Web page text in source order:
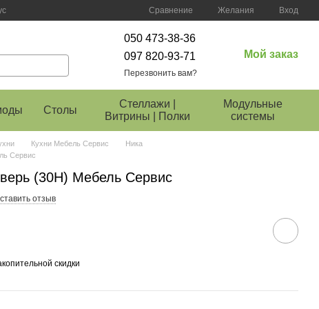
Сравнение Желания Вход
050 473-38-36
097 820-93-71
Перезвонить вам?
Мой заказ
Столы
Стеллажи |
Витрины | Полки
Модульные
системы
Кухни Мебель Сервис
Ника
Сервис
(30Н) Мебель Сервис
отзыв
скидки